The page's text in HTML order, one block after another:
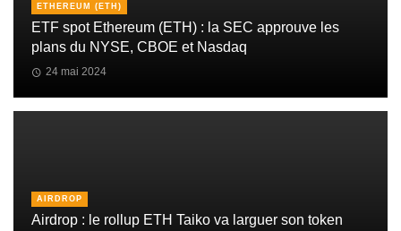
ETHEREUM (ETH)
ETF spot Ethereum (ETH) : la SEC approuve les
plans du NYSE, CBOE et Nasdaq
24 mai 2024
AIRDROP
Airdrop : le rollup ETH Taiko va larguer son token